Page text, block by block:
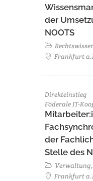
der
NOOTS
Frankfurt
Direkteinstieg
Föderale IT-
der
Stelle des
Frankfurt